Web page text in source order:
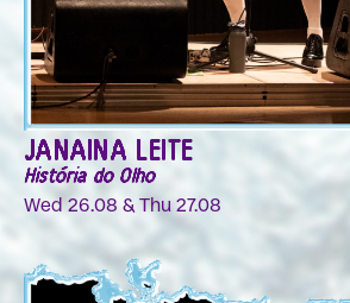
JANAINA LEITE
História do Olho
Wed 26.08 & Thu 27.08